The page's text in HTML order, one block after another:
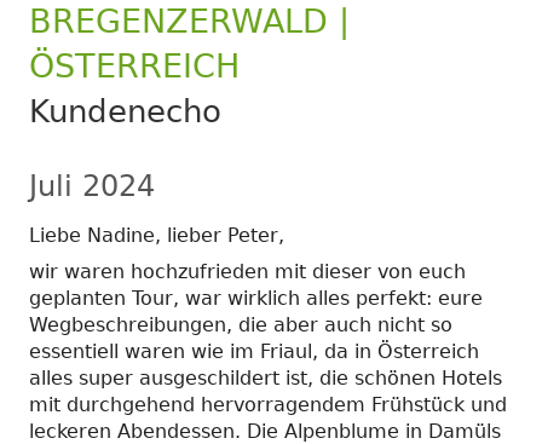
BREGENZERWALD |
ÖSTERREICH
Kundenecho
Juli 2024
Liebe Nadine, lieber Peter,
wir waren hochzufrieden mit dieser von euch
geplanten Tour, war wirklich alles perfekt: eure
Wegbeschreibungen, die aber auch nicht so
essentiell waren wie im Friaul, da in Österreich
alles super ausgeschildert ist, die schönen Hotels
mit durchgehend hervorragendem Frühstück und
leckeren Abendessen. Die Alpenblume in Damüls